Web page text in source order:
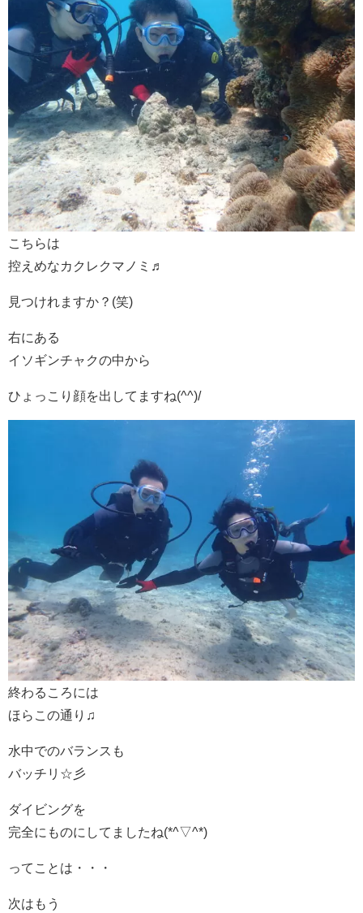
こちらは
控えめなカクレクマノミ♬
見つけれますか？(笑)
右にある
イソギンチャクの中から
ひょっこり顔を出してますね(^^)/
終わるころには
ほらこの通り♫
水中でのバランスも
バッチリ☆彡
ダイビングを
完全にものにしてましたね(*^▽^*)
ってことは・・・
次はもう